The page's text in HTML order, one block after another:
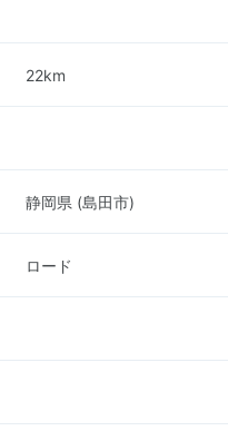
22km
静岡県 (島田市)
ロード